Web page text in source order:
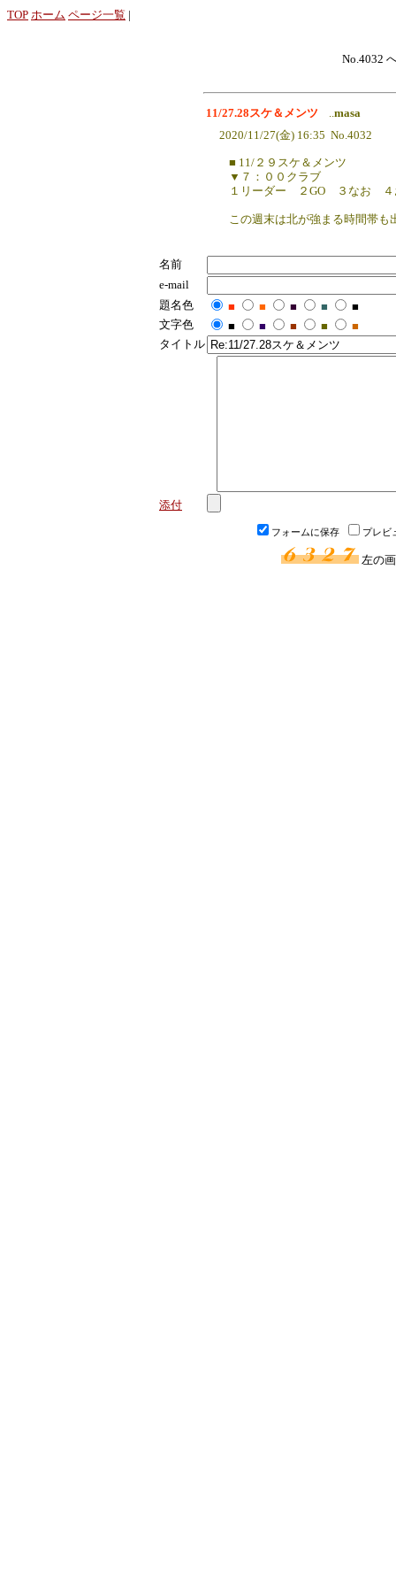
TOP ホーム ページ一覧 |
No.4032
11/27.28スケ＆メンツ ..masa
2020/11/27(金) 16:35 No.4032
■ 11/２９スケ＆メンツ
▼７：００クラブ
１リーダー ２GO ３なお
この週末は北が強まる時間帯
名前
e-mail
題名色
■ ■ ■ ■
■
文字色
■ ■ ■ ■
■
タイトル
添付
フォームに保存 プレビ
左の